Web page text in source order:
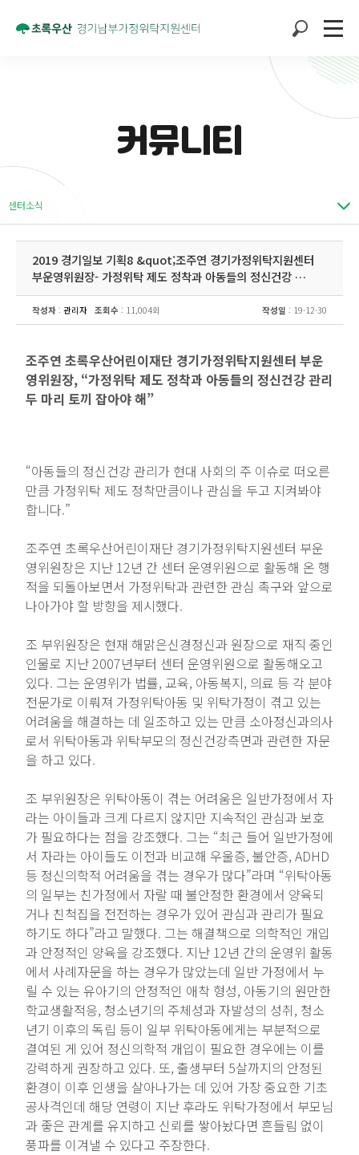
커뮤니티
센터소식
2019 경기일보 기획8 &quot;조주연 경기가정위탁지원센터
부운영위원장- 가정위탁 제도 정착과 아동들의 정신건강 …
작성자 : 관리자 조회수 : 11,004회 작성일 : 19-12-30
조주연 초록우산어린이재단 경기가정위탁지원센터 부운
영위원장, “가정위탁 제도 정착과 아동들의 정신건강 관리
두 마리 토끼 잡아야 해”
“아동들의 정신건강 관리가 현대 사회의 주 이슈로 떠오른
만큼 가정위탁 제도 정착만큼이나 관심을 두고 지켜봐야
합니다.”
조주연 초록우산어린이재단 경기가정위탁지원센터 부운
영위원장은 지난 12년 간 센터 운영위원으로 활동해 온 행
적을 되돌아보면서 가정위탁과 관련한 관심 촉구와 앞으로
나아가야 할 방향을 제시했다.
조 부위원장은 현재 해맑은신경정신과 원장으로 재직 중인
인물로 지난 2007년부터 센터 운영위원으로 활동해오고
있다. 그는 운영위가 법률, 교육, 아동복지, 의료 등 각 분야
전문가로 이뤄져 가정위탁아동 및 위탁가정이 겪고 있는
어려움을 해결하는 데 일조하고 있는 만큼 소아정신과의사
로서 위탁아동과 위탁부모의 정신건강측면과 관련한 자문
을 하고 있다.
조 부위원장은 위탁아동이 겪는 어려움은 일반가정에서 자
라는 아이들과 크게 다르지 않지만 지속적인 관심과 보호
가 필요하다는 점을 강조했다. 그는 “최근 들어 일반가정에
서 자라는 아이들도 이전과 비교해 우울증, 불안증, ADHD
등 정신의학적 어려움을 겪는 경우가 많다”라며 “위탁아동
의 일부는 친가정에서 자랄 때 불안정한 환경에서 양육되
거나 친척집을 전전하는 경우가 있어 관심과 관리가 필요
하기도 하다”라고 말했다. 그는 해결책으로 의학적인 개입
과 안정적인 양육을 강조했다. 지난 12년 간의 운영위 활동
에서 사례자문을 하는 경우가 많았는데 일반 가정에서 누
릴 수 있는 유아기의 안정적인 애착 형성, 아동기의 원만한
학교생활적응, 청소년기의 주체성과 자발성의 성취, 청소
년기 이후의 독립 등이 일부 위탁아동에게는 부분적으로
결여된 게 있어 정신의학적 개입이 필요한 경우에는 이를
강력하게 권장하고 있다. 또, 출생부터 5살까지의 안정된
환경이 이후 인생을 살아나가는 데 있어 가장 중요한 기초
공사격인데 해당 연령이 지난 후라도 위탁가정에서 부모님
과 좋은 관계를 유지하고 신뢰를 쌓아놨다면 흔들림 없이
풍파를 이겨낼 수 있다고 주장한다.